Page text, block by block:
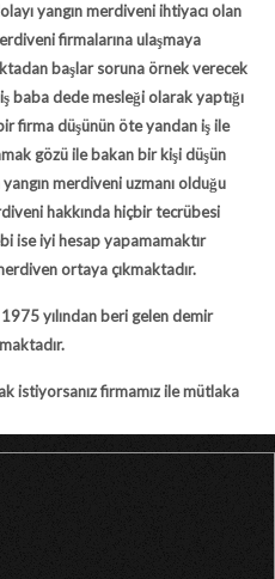
yangın merdiveni ihtiyacı olan
firmalarına ulaşmaya
başlar soruna örnek verecek
baba dede mesleği olarak yaptığı
firma düşünün öte yandan iş ile
gözü ile bakan bir kişi düşün
merdiveni uzmanı olduğu
hakkında hiçbir tecrübesi
ise iyi hesap yapamamaktır
ortaya çıkmaktadır.
yılından beri gelen demir
istiyorsanız firmamız ile mütlaka